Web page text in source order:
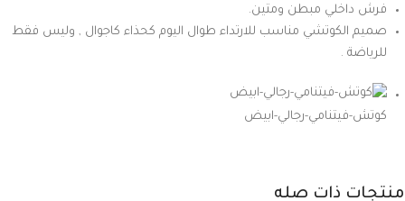
فرش داخلي مبطن ومتين.
صميم الكوتشي مناسب للارتداء طوال اليوم كحذاء كاجوال , وليس فقط
للرياضة .
كوتش-فيتنامي-رجالي-ابيض
منتجات ذات صله